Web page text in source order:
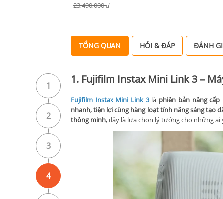
23,490,000đ
1
2
3
4
TỔNG QUAN HỎI & ĐÁP ĐÁNH
1. Fujifilm Instax Mini Link 3 –
Fujifilm Instax Mini Link 3là phiên bản nâng
nhanh, tiện lợi cùng hàng loạt tính năng sáng tạo
thông minh, đây là lựa chọn lý tưởng cho những